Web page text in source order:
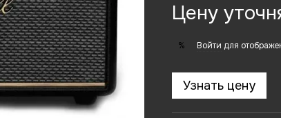
Цену
% Войти для
Узнать цену